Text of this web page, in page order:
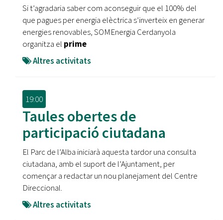
Si t’agradaria saber com aconseguir que el 100% del
que pagues per energia elèctrica s’inverteix en generar
energies renovables, SOMEnergia Cerdanyola
organitza el prime
Altres activitats
19:00
Taules obertes de
participació ciutadana
El Parc de l’Alba iniciarà aquesta tardor una consulta
ciutadana, amb el suport de l’Ajuntament, per
començar a redactar un nou planejament del Centre
Direccional.
Altres activitats